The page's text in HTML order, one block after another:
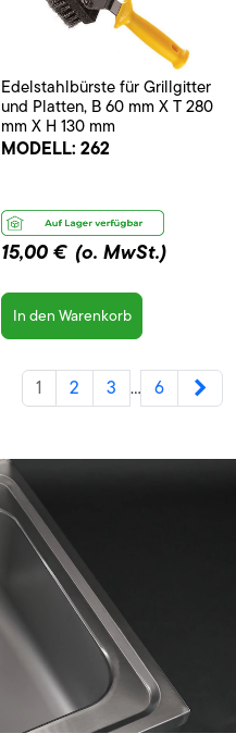
Edelstahlbürste für Grillgitter
und Platten, B 60 mm X T 280
mm X H 130 mm
MODELL: 262
15,00 € (o. MwSt.)
In den Warenkorb
1 2 3 … 6